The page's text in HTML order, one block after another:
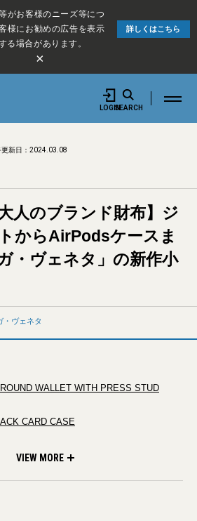
がお客様のニーズ等につ
様にお勧めの広告を表示
る場合があります。
詳しくはこちら
×
LOGINSEARCH
更新日：2024.03.08
人のブランド財布】ジ
からAirPodsケースま
・ヴェネタ」の新作小
・ヴェネタ
WALLET WITH PRESS STUD
CARD CASE
VIEW MORE